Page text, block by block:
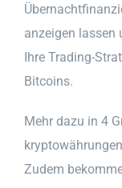
anzeigen lassen
Ihre Trading-
Bitcoins.
Mehr dazu in 4
Zudem